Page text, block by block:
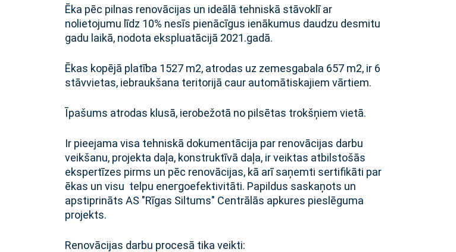
Ēka pēc pilnas renovācijas un ideālā tehniskā stāvoklī ar
nolietojumu līdz 10% nesīs pienācīgus ienākumus daudzu desmitu
gadu laikā, nodota ekspluatācijā 2021.gadā.
Ēkas kopējā platība 1527 m2, atrodas uz zemesgabala 657 m2, ir 6
stāvvietas, iebraukšana teritorijā caur automātiskajiem vārtiem.
Īpašums atrodas klusā, ierobežotā no pilsētas trokšņiem vietā.
Ir pieejama visa tehniskā dokumentācija par renovācijas darbu
veikšanu, projekta daļa, konstruktīvā daļa, ir veiktas atbilstošās
ekspertīzes pirms un pēc renovācijas, kā arī saņemti sertifikāti par
ēkas un visu telpu eneгgoefektivitāti. Papildus saskaņots un
apstiprināts AS "Rīgas Siltums" Centrālās apkures pieslēguma
projekts.
Renovācijas darbu procesā tika veikti: